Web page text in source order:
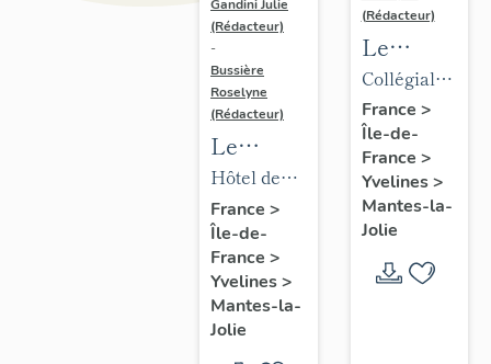
Gandini Julie
(Rédacteur)
-
Bussière
Roselyne
(Rédacteur)
Le
mobilier
de l'hôtel
de ville
Hôtel de
ville
France >
Île-de-
France >
Yvelines>
Mantes-la-
Jolie
(Rédacteur)
Le
mobilier
de la
collégiale
Collégiale
Notre-
Dame
France >
Île-de-
France >
Yvelines>
Mantes-la-
Jolie